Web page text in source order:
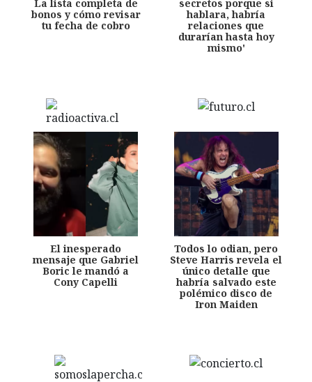
La lista completa de
bonos y cómo revisar
tu fecha de cobro
secretos porque si
hablara, habría
relaciones que
durarían hasta hoy
mismo'
El inesperado
mensaje que Gabriel
Boric le mandó a
Cony Capelli
Todos lo odian, pero
Steve Harris revela el
único detalle que
habría salvado este
polémico disco de
Iron Maiden